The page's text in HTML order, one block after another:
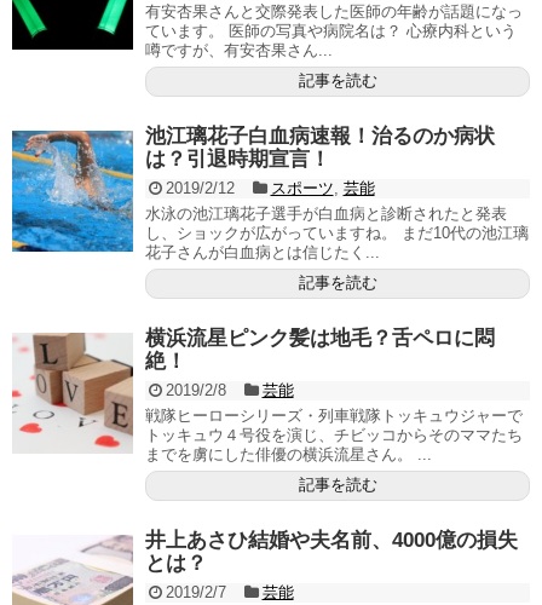
有安杏果さんと交際発表した医師の年齢が話題になっ
ています。 医師の写真や病院名は？ 心療内科という
噂ですが、有安杏果さん...
記事を読む
池江璃花子白血病速報！治るのか病状
は？引退時期宣言！
2019/2/12 スポーツ 芸能
水泳の池江璃花子選手が白血病と診断されたと発表
し、ショックが広がっていますね。 まだ10代の池江璃
花子さんが白血病とは信じたく...
記事を読む
横浜流星ピンク髪は地毛？舌ペロに悶
絶！
2019/2/8
芸能
戦隊ヒーローシリーズ・列車戦隊トッキュウジャーで
トッキュウ４号役を演じ、チビッコからそのママたち
までを虜にした俳優の横浜流星さん。 ...
記事を読む
井上あさひ結婚や夫名前、4000億の損失
とは？
2019/2/7
芸能